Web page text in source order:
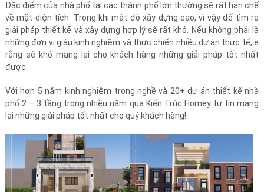
Đặc điểm của nhà phố tại các thành phố lớn thường sẽ rất hạn chế
về mặt diện tích. Trong khi mật độ xây dựng cao, vì vậy để tìm ra
giải pháp thiết kế và xây dựng hợp lý sẽ rất khó. Nếu không phải là
những đơn vị giàu kinh nghiệm và thực chiến nhiều dự án thực tế, e
rằng sẽ khó mang lại cho khách hàng những giải pháp tốt nhất
được.
Với hơn 5 năm kinh nghiệm trong nghề và 20+ dự án thiết kế nhà
phố 2 – 3 tầng trong nhiều năm qua Kiến Trúc Homey tự tin mang
lại những giải pháp tốt nhất cho quý khách hàng!